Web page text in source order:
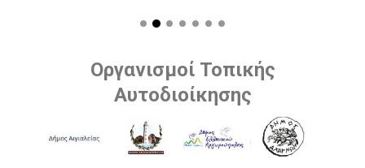
Οργανισμοί Τοπικής
Αυτοδιοίκησης